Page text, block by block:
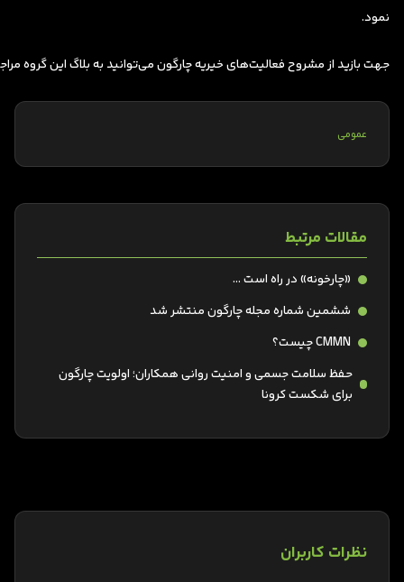
نمود.
جهت بازید از مشروح فعالیت‌های خیریه چارگون می‌توانید به بلاگ این گروه
عمومی
مقالات مرتبط
«چارخونه» در راه است …
ششمین شماره مجله چارگون منتشر شد
CMMN چیست؟
حفظ سلامت جسمی و امنیت روانی همکاران؛ اولویت چارگون
برای شکست کرونا
نظرات کاربران